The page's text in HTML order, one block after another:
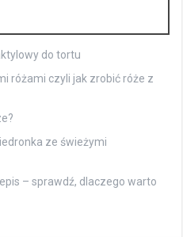
do tortu
różami czyli jak zrobić róże z
ze świeżymi
– sprawdź, dlaczego warto